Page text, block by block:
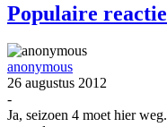
Populaire
anonymous
26 augustus 2012
-
Ja, seizoen 4 moet hier